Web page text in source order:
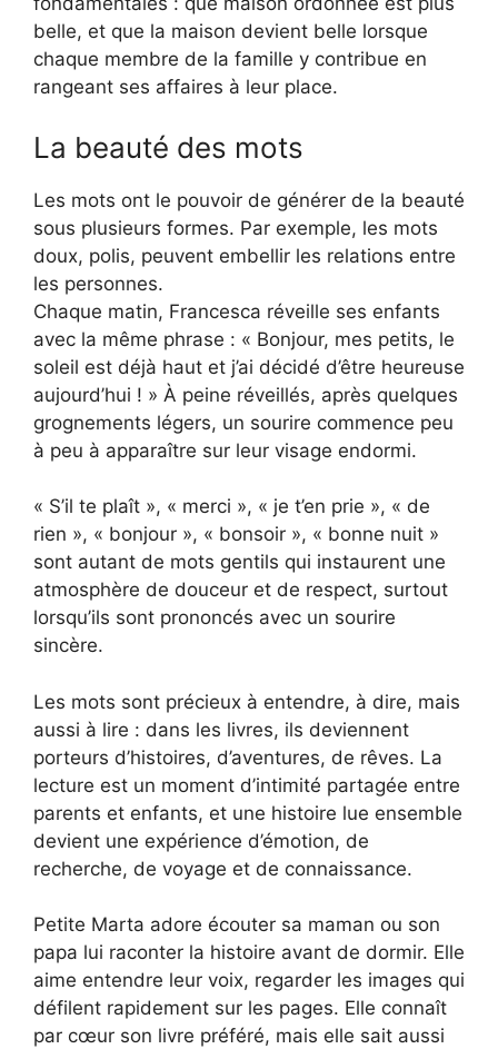
belle, et que la maison devient belle lorsque
chaque membre de la famille y contribue en
rangeant ses affaires à leur place.
La beauté des mots
Les mots ont le pouvoir de générer de la beauté
sous plusieurs formes. Par exemple, les mots
doux, polis, peuvent embellir les relations entre
les personnes.
Chaque matin, Francesca réveille ses enfants
avec la même phrase : « Bonjour, mes petits, le
soleil est déjà haut et j’ai décidé d’être heureuse
aujourd’hui ! » À peine réveillés, après quelques
grognements légers, un sourire commence peu
à peu à apparaître sur leur visage endormi.
« S’il te plaît », « merci », « je t’en prie », « de
rien », « bonjour », « bonsoir », « bonne nuit »
sont autant de mots gentils qui instaurent une
atmosphère de douceur et de respect, surtout
lorsqu’ils sont prononcés avec un sourire
sincère.
Les mots sont précieux à entendre, à dire, mais
aussi à lire : dans les livres, ils deviennent
porteurs d’histoires, d’aventures, de rêves. La
lecture est un moment d’intimité partagée entre
parents et enfants, et une histoire lue ensemble
devient une expérience d’émotion, de
recherche, de voyage et de connaissance.
Petite Marta adore écouter sa maman ou son
papa lui raconter la histoire avant de dormir. Elle
aime entendre leur voix, regarder les images qui
défilent rapidement sur les pages. Elle connaît
par cœur son livre préféré, mais elle sait aussi